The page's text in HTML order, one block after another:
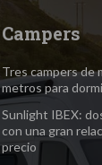
Campers
Tres campers de
metros para
Sunlight IBEX:
con una gran
precio